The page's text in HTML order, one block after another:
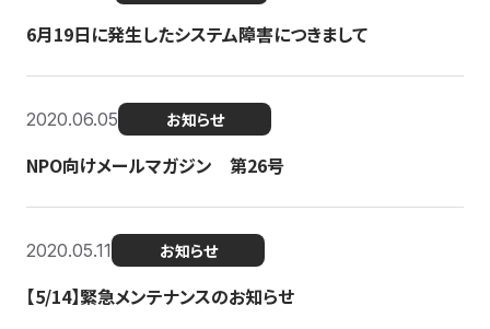
6月19日に発生したシステム障害につきまして
2020.06.05 お知らせ
NPO向けメールマガジン 第26号
2020.05.11 お知らせ
【5/14】緊急メンテナンスのお知らせ